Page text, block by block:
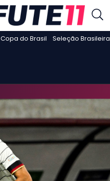
Copa do Brasil Seleção Brasileira